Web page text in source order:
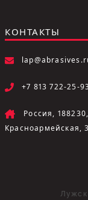
КОНТАКТЫ
+7 813 722-25-
Россия,
Красноармейская,